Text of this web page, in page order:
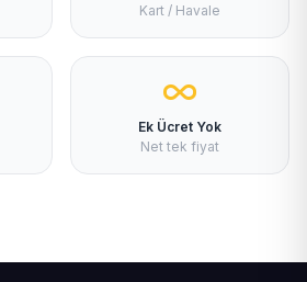
Kart / Havale
Ek Ücret Yok
Net tek fiyat